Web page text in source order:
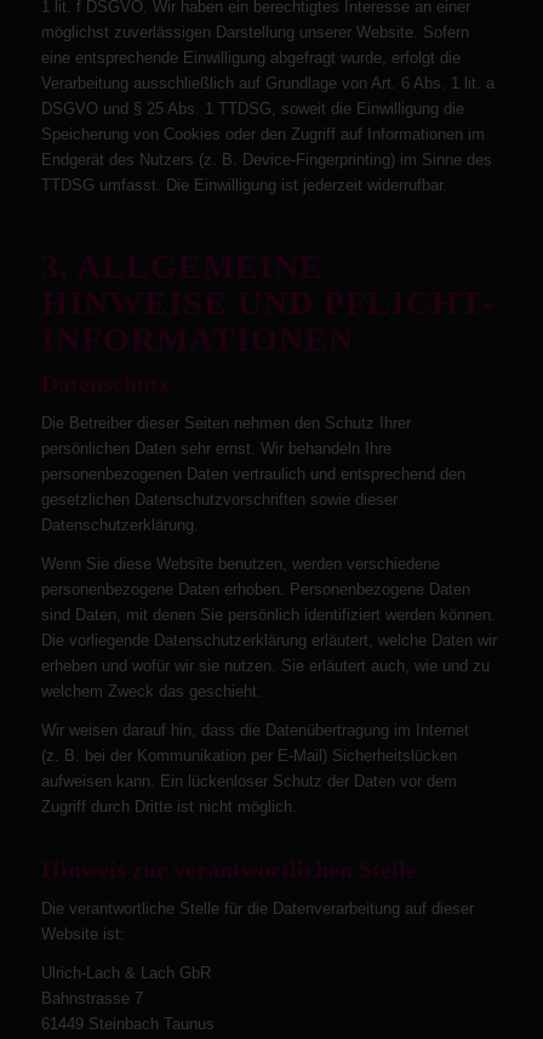
1 lit. f DSGVO. Wir haben ein berechtigtes Interesse an einer
möglichst zuverlässigen Darstellung unserer Website. Sofern
eine entsprechende Einwilligung abgefragt wurde, erfolgt die
Verarbeitung ausschließlich auf Grundlage von Art. 6 Abs. 1 lit. a
DSGVO und § 25 Abs. 1 TTDSG, soweit die Einwilligung die
Speicherung von Cookies oder den Zugriff auf Informationen im
Endgerät des Nutzers (z. B. Device-Fingerprinting) im Sinne des
TTDSG umfasst. Die Einwilligung ist jederzeit widerrufbar.
3. ALLGEMEINE
HINWEISE UND PFLICHT­
INFORMATIONEN
Datenschutz
Die Betreiber dieser Seiten nehmen den Schutz Ihrer
persönlichen Daten sehr ernst. Wir behandeln Ihre
personenbezogenen Daten vertraulich und entsprechend den
gesetzlichen Datenschutzvorschriften sowie dieser
Datenschutzerklärung.
Wenn Sie diese Website benutzen, werden verschiedene
personenbezogene Daten erhoben. Personenbezogene Daten
sind Daten, mit denen Sie persönlich identifiziert werden können.
Die vorliegende Datenschutzerklärung erläutert, welche Daten wir
erheben und wofür wir sie nutzen. Sie erläutert auch, wie und zu
welchem Zweck das geschieht.
Wir weisen darauf hin, dass die Datenübertragung im Internet
(z. B. bei der Kommunikation per E-Mail) Sicherheitslücken
aufweisen kann. Ein lückenloser Schutz der Daten vor dem
Zugriff durch Dritte ist nicht möglich.
Hinweis zur verantwortlichen Stelle
Die verantwortliche Stelle für die Datenverarbeitung auf dieser
Website ist:
Ulrich-Lach & Lach GbR
Bahnstrasse 7
61449 Steinbach Taunus